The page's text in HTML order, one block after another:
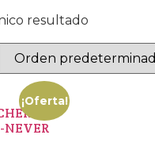
resultado
¡Oferta!
NEVER